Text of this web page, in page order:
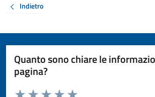
Indietro
Quanto sono chiare le
pagina?
Valuta da 1 a 5 stelle la pagina